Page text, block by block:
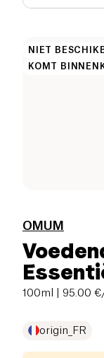
NIET
KOMT
OMUM
100ml | 95.00 €/
origin_FR